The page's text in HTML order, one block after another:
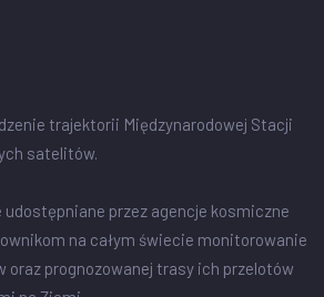
trajektorii Międzynarodowej Stacji
satelitów.
przez agencje kosmiczne
na całym świecie monitorowanie
oraz prognozowanej trasy ich przelotów